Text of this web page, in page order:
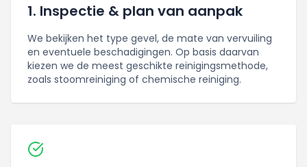
1. Inspectie & plan van aanpak
We bekijken het type gevel, de mate van vervuiling
en eventuele beschadigingen. Op basis daarvan
kiezen we de meest geschikte reinigingsmethode,
zoals stoomreiniging of chemische reiniging.